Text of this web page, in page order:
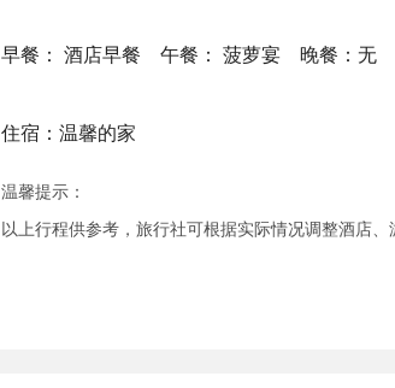
早餐： 酒店早餐 午餐： 菠萝宴 晚餐：无
住宿：温馨的家
温馨提示：
以上行程供参考，旅行社可根据实际情况调整酒店